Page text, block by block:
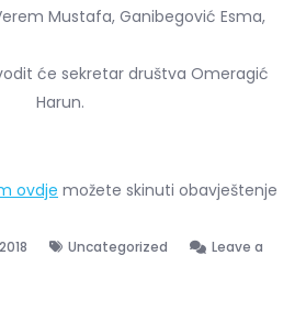
Mustafa, Ganibegović Esma,
će sekretar društva Omeragić
Harun.
ovdje možete skinuti obavještenje
Uncategorized
Leave a